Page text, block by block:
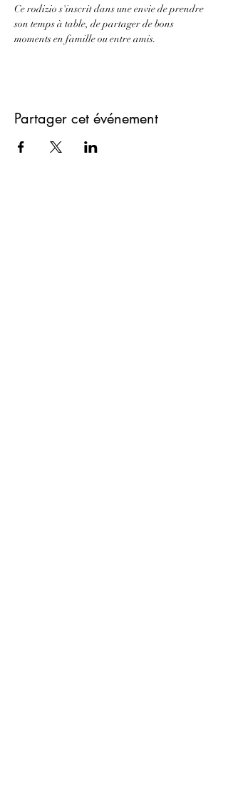
Ce rodizio s'inscrit dans une envie de prendre
son temps à table, de partager de bons
moments en famille ou entre amis.
Partager cet événement